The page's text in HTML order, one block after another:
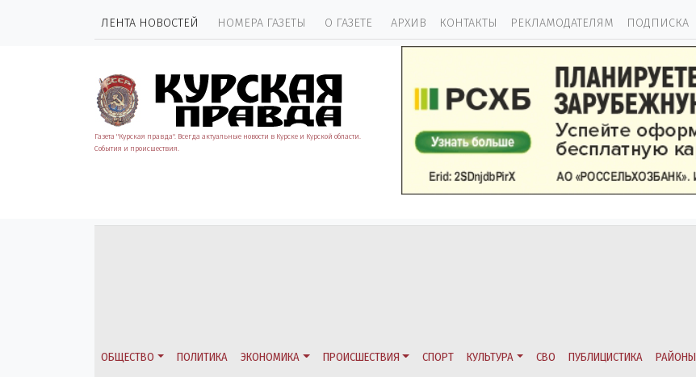
ЛЕНТА НОВОСТЕЙ НОМЕРА ГАЗЕТЫ О ГАЗЕТЕ АРХИВ КОНТАКТЫ РЕКЛАМОДАТЕЛЯМ ПОДПИСКА
Газета "Курская правда". Всегда актуальные новости в Курске и Курской области.
События и происшествия.
ОБЩЕСТВО ПОЛИТИКА ЭКОНОМИКА ПРОИСШЕСТВИЯ СПОРТ КУЛЬТУРА СВО ПУБЛИЦИСТИКА РАЙОНЫ